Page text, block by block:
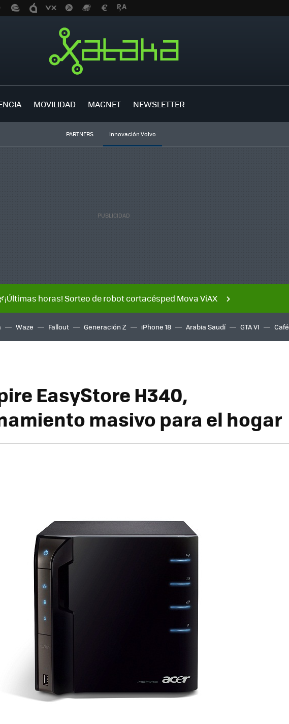
MOVILIDAD MAGNET NEWSLETTER
PARTNERS Innovación Volvo
horas! Sorteo de robot cortacésped Mova ViAX
Waze Fallout Generación Z iPhone 18 Arabia Saudí GTA VI Café
EasyStore H340,
masivo para el hogar